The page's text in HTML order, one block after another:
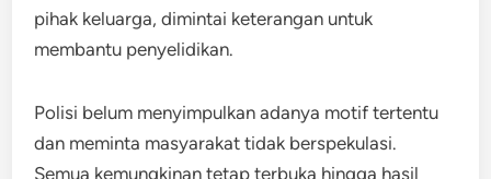
pihak keluarga, dimintai keterangan untuk
membantu penyelidikan.
Polisi belum menyimpulkan adanya motif tertentu
dan meminta masyarakat tidak berspekulasi.
Semua kemungkinan tetap terbuka hingga hasil